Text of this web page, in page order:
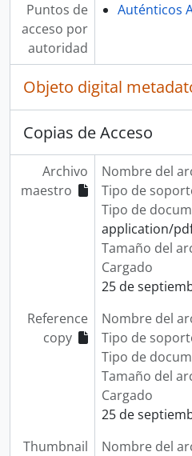
Puntos de
acceso por
autoridad
Auténticos
Objeto digital
Copias de Acceso
Archivo
maestro
Nombre del
Tipo de
Tipo de
application/
Tamaño del
Cargado
25 de
Reference
copy
Nombre del
Tipo de
Tipo de
Tamaño del
Cargado
25 de
Thumbnail
Nombre del